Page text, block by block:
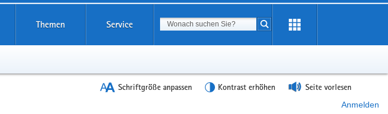
Themen Service Suchbegriff
Suche starten
Schriftgröße anpassen Kontrast erhöhen Seite vorlesen
Anmelden